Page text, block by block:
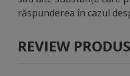
răspunderea în cazul
REVIEW PRODUS